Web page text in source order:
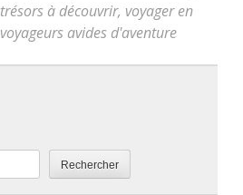
trésors à découvrir, voyager en
voyageurs avides d'aventure
Rechercher